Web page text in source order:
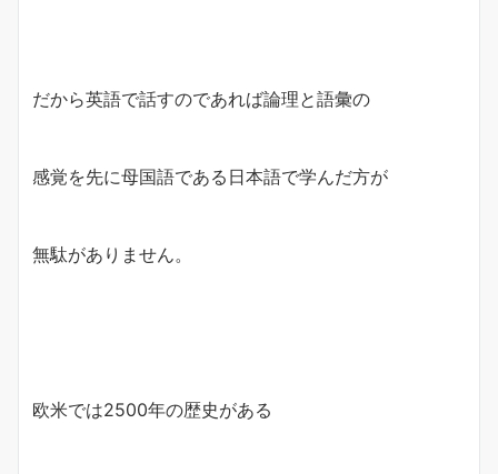
だから英語で話すのであれば論理と語彙の
感覚を先に母国語である日本語で学んだ方が
無駄がありません。
欧米では2500年の歴史がある